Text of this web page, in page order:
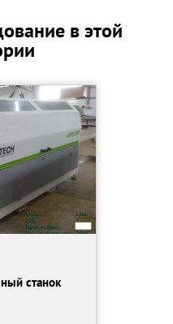
Костромской обл.
60 Гц
0,4мм
в этой
станок